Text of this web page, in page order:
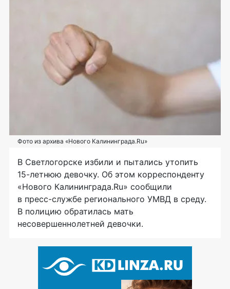
Фото из архива «Нового Калининграда.Ru»
В Светлогорске избили и пытались утопить
15-летнюю девочку. Об этом корреспонденту
«Нового Калининграда.Ru» сообщили
в пресс-службе регионального УМВД в среду.
В полицию обратилась мать
несовершеннолетней девочки.